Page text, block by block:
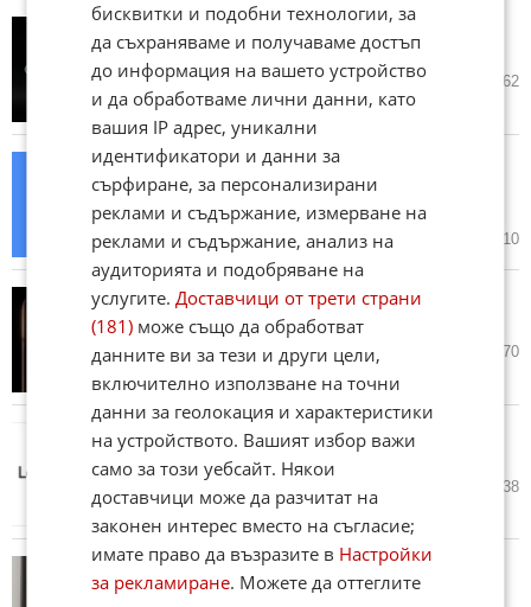
Google се подигра на Apple и
Samsung (ВИДЕО)
днес в 11:30 ч. 1 262
Google спира поддръжката на
едно от популярните си
приложения
06.08.2026 2 010
Google загатна за най-голямата
промяна в Pixel 11 Pro (ВИДЕО)
30.07.2026 1 970
Вече може да влизате в Google
профила си със селфи
2 138
Откриха сериозен пропуск в
защитата на последната версия
бисквитки и подобни технологии, за
да съхраняваме и получаваме достъп
до информация на вашето устройство
и да обработваме лични данни, като
вашия IP адрес, уникални
идентификатори и данни за
сърфиране, за персонализирани
реклами и съдържание, измерване на
реклами и съдържание, анализ на
аудиторията и подобряване на
услугите.Доставчици от трети страни
(181) може също да обработват
данните ви за тези и други цели,
включително използване на точни
данни за геолокация и характеристики
на устройството. Вашият избор важи
само за този уебсайт. Някои
доставчици може да разчитат на
законен интерес вместо на съгласие;
имате право да възразите в Настройки
за рекламиране. Можете да оттеглите